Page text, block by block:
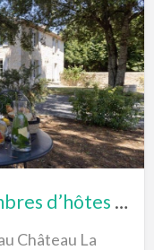
Château La Gravière, chambres d’hôtes au cœur de la Presqu’île du Médoc en Gironde
Château La